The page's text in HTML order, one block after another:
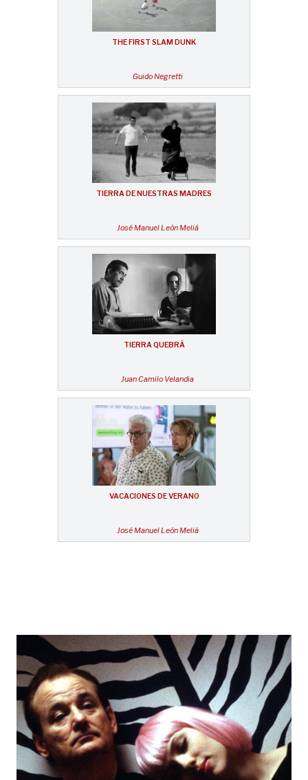
THE FIRST SLAM DUNK
Guido Negretti
TIERRA DE NUESTRAS MADRES
José Manuel León Meliá
TIERRA QUEBRÁ
Juan Camilo Velandia
VACACIONES DE VERANO
José Manuel León Meliá